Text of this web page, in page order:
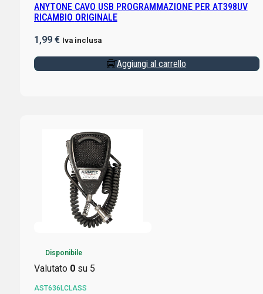
ANYTONE CAVO USB PROGRAMMAZIONE PER AT398UV
RICAMBIO ORIGINALE
1,99 € Iva inclusa
Aggiungi al carrello
Disponibile
Valutato 0su 5
AST636LCLASS